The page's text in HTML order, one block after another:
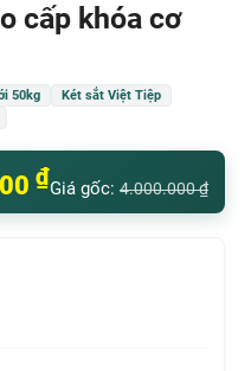
cấp khóa cơ
50kg
Két sắt Việt Tiệp
₫Giá gốc: 4.000.000₫